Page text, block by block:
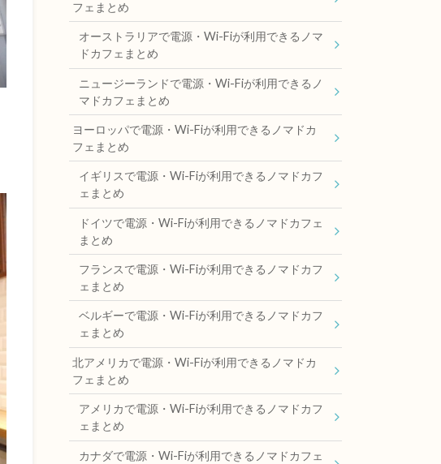
フェまとめ
オーストラリアで電源・Wi-Fiが利用できるノマ
ドカフェまとめ
ニュージーランドで電源・Wi-Fiが利用できるノ
マドカフェまとめ
ヨーロッパで電源・Wi-Fiが利用できるノマドカ
フェまとめ
イギリスで電源・Wi-Fiが利用できるノマドカフ
ェまとめ
ドイツで電源・Wi-Fiが利用できるノマドカフェ
まとめ
フランスで電源・Wi-Fiが利用できるノマドカフ
ェまとめ
ベルギーで電源・Wi-Fiが利用できるノマドカフ
ェまとめ
北アメリカで電源・Wi-Fiが利用できるノマドカ
フェまとめ
アメリカで電源・Wi-Fiが利用できるノマドカフ
ェまとめ
カナダで電源・Wi-Fiが利用できるノマドカフェ